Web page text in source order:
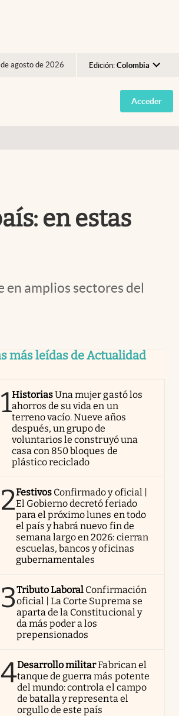
agosto de 2026 Edición: Colombia
Argentina
España
Acceder
en estas
amplios sectores del
más leídas de Actualidad
1HistoriasUna mujer gastó los
ahorros de su vida en un
terreno vacío. Nueve años
después, un grupo de
voluntarios le construyó una
casa con 850 bloques de
plástico reciclado
2Festivos Confirmado y oficial |
El Gobierno decretó feriado
para el próximo lunes en todo
el país y habrá nuevo fin de
semana largo en 2026: cierran
escuelas, bancos y oficinas
gubernamentales
3Tributo Laboral Confirmación
oficial | La Corte Suprema se
aparta de la Constitucional y
da más poder a los
prepensionados
4Desarrollo militarFabrican el
tanque de guerra más potente
del mundo: controla el campo
de batalla y representa el
orgullo de este país